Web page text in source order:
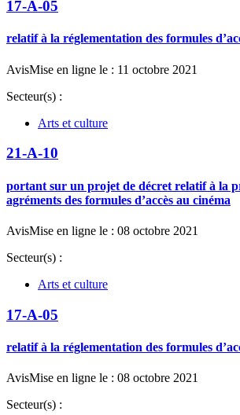
17-A-05
relatif à la réglementation des formules
AvisMise en ligne le : 11 octobre 2021
Secteur(s) :
Arts et culture
21-A-10
portant sur un projet de décret relatif à la
agréments des formules d’accès au cinéma
AvisMise en ligne le : 08 octobre 2021
Secteur(s) :
Arts et culture
17-A-05
relatif à la réglementation des formules
AvisMise en ligne le : 08 octobre 2021
Secteur(s) :